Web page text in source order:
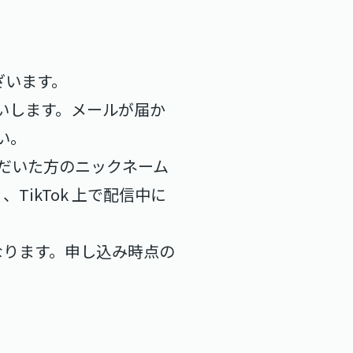
ます。
ます。メールが届か
いた方のニックネーム
TikTok 上で配信中に
ます。申し込み時点の